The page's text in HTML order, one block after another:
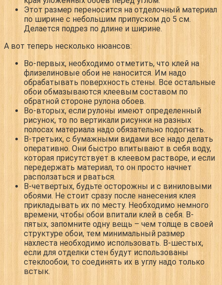
Этот размер переносится на отделочный материал
по ширине с небольшим припуском до 5 см.
Делается подрез по длине и ширине.
А вот теперь несколько нюансов:
Во-первых, необходимо отметить, что клей на
флизелиновые обои не наносится. Им надо
обрабатывать поверхность стены. Все остальные
обои обмазываются клеевым составом по
обратной стороне рулона обоев.
Во-вторых, если рулоны имеют определенный
рисунок, то по вертикали рисунки на разных
полосах материала надо обязательно подогнать.
В-третьих, с бумажными видами все надо делать
оперативно. Они быстро впитывают в себя воду,
которая присутствует в клеевом растворе, и если
передержать материал, то он просто начнет
расползаться и рваться.
В-четвертых, будьте осторожны и с виниловыми
обоями. Не стоит сразу после нанесения клея
прикладывать их по месту. Необходимо немного
времени, чтобы обои впитали клей в себя. В-
пятых, запомните одну вещь – чем толще в своей
структуре обои, тем минимальный размер
нахлеста необходимо использовать. В-шестых,
если для отделки стен будут использованы
стеклообои, то соединять их в углу надо только
встык.